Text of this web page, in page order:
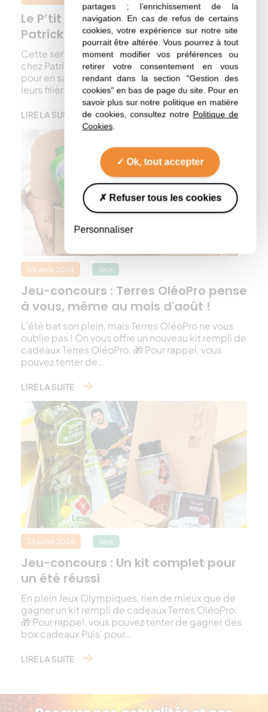
partages ; l’enrichissement de la
navigation. En cas de refus de certains
cookies, votre expérience sur notre site
pourrait être altérée. Vous pourrez à tout
moment modifier vos préférences ou
retirer votre consentement en vous
rendant dans la section "Gestion des
cookies" en bas de page du site. Pour en
savoir plus sur notre politique en matière
de cookies, consultez notre Politique de
Cookies.
Ok, tout accepter
Refuser tous les cookies
Personnaliser
Le P’tit Reporter vous emmène chez
Patrick Darot
Cette semaine le P’tit Reporter vous emmène
chez Patrick Darot, agriculteur à Monflanquin (Lot)
pour en savoir plus sur les cultures oléagineuses et
leurs filières !
LIRE LA SUITE
08 août 2024 Jeux
Jeu-concours : Terres OléoPro pense
à vous, même au mois d'août !
L'été bat son plein, mais Terres OléoPro ne vous
oublie pas ! On vous offre un nouveau kit rempli de
cadeaux Terres OléoPro. 🎁 Pour rappel, vous
pouvez tenter de…
LIRE LA SUITE
23 juillet 2024 Jeux
Jeu-concours : Un kit complet pour
un été réussi
En plein Jeux Olympiques, rien de mieux que de
gagner un kit rempli de cadeaux Terres OléoPro.
🎁 Pour rappel, vous pouvez tenter de gagner des
box cadeaux Puls’ pour…
LIRE LA SUITE